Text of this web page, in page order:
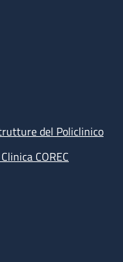
del Policlinico
COREC